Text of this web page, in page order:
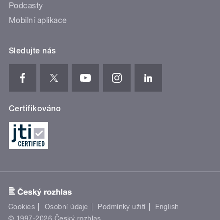
Podcasty
Mobilní aplikace
Sledujte nás
Certifikováno
Cookies Osobní údaje Podmínky užití
English